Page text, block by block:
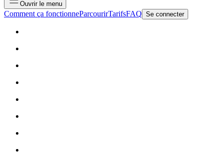
Ouvrir le menu
Comment ça fonctionneParcourirTarifsFAQ Se connecter